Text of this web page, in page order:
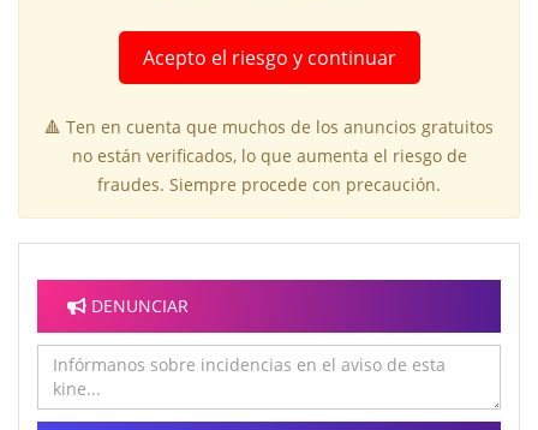
Acepto el riesgo y continuar
🔺 Ten en cuenta que muchos de los anuncios gratuitos
no están verificados, lo que aumenta el riesgo de
fraudes. Siempre procede con precaución.
DENUNCIAR